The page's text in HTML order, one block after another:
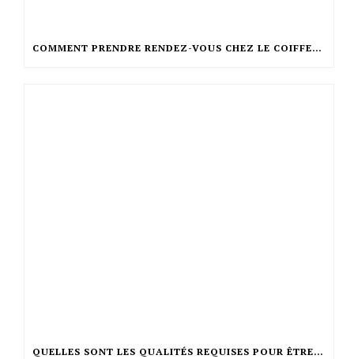
COMMENT PRENDRE RENDEZ-VOUS CHEZ LE COIFFEUR ?
QUELLES SONT LES QUALITÉS REQUISES POUR ÊTRE COIFFEUR ?